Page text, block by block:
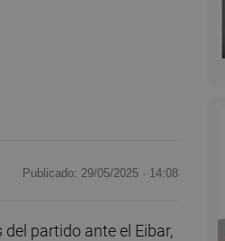
Publicado: 29/05/2025 · 14:08
partido ante el Eibar,